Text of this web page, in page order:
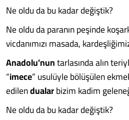
Ne oldu da bu kadar değiştik?
Ne oldu da paranın peşinde
vicdanımızı masada,
Anadolu’nuntarlasında alın
“imece” usulüyle bölüşülen
edilendualarbizim kadim
Ne oldu da bu kadar değiştik?